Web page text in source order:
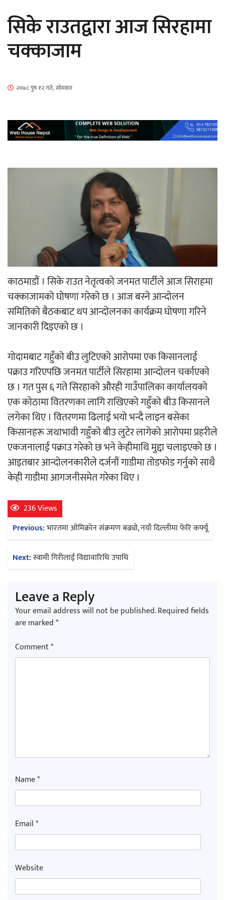
अर्जुन चन्द्रको ‘संवेदनाका प्रतिध्वनि’
मुक्तकसङ्ग्रह लोकार्पण
‘दुर्गा’ निर्माण गर्दै सम्राट
चलचित्र ‘माया भनेकै यस्तो होला’को शीर्ष गीत
सार्वजनिक
काठमाडौं युथ कन्क्लेभ २०२६ भव्यताका साथ
गीति एल्बम ‘जागृति’ लोकार्पण
सम्मान
सिके राउतद्वारा आज सिरहामा
चक्काजाम
२०७८ पुष १२ गते, सोमबार
काठमाडौं । सिके राउत नेतृत्वको जनमत पार्टीले आज सिराहमा
चक्काजामको घोषणा गरेको छ । आज बस्ने आन्दोलन
समितिको बैठकबाट थप आन्दोलनका कार्यक्रम घोषणा गरिने
जानकारी दिइएको छ ।
गोदामबाट गहुँको बीउ लुटिएको आरोपमा एक किसानलाई
पक्राउ गरिएपछि जनमत पार्टीले सिरहामा आन्दोलन चर्काएको
छ । गत पुस ६ गते सिरहाको औरही गाउँपालिका कार्यालयको
एक कोठामा वितरणका लागि राखिएको गहुँको बीउ किसानले
लगेका थिए । वितरणमा ढिलाई भयो भन्दै लाइन बसेका
किसानहरू जथाभावी गहुँको बीउ लुटेर लागेको आरोपमा प्रहरीले
एकजनालाई पक्राउ गरेको छ भने केहीमाथि मुद्दा चलाइएको छ ।
आइतबार आन्दोलनकारीले दर्जनौं गाडीमा तोडफोड गर्नुको साथै
केही गाडीमा आगजनीसमेत गरेका थिए ।
236 Views
Post
navigation
Previous:भारतमा ओमिक्रोन संक्रमण बढ्यो, नयाँ दिल्लीमा फेरि कर्फ्यू
Next:स्वामी गिरीलाई विद्यावारिधि उपाधि
Leave a Reply
Your email address will not be published.Required fields
are marked*
Comment*
Name*
Email*
Website